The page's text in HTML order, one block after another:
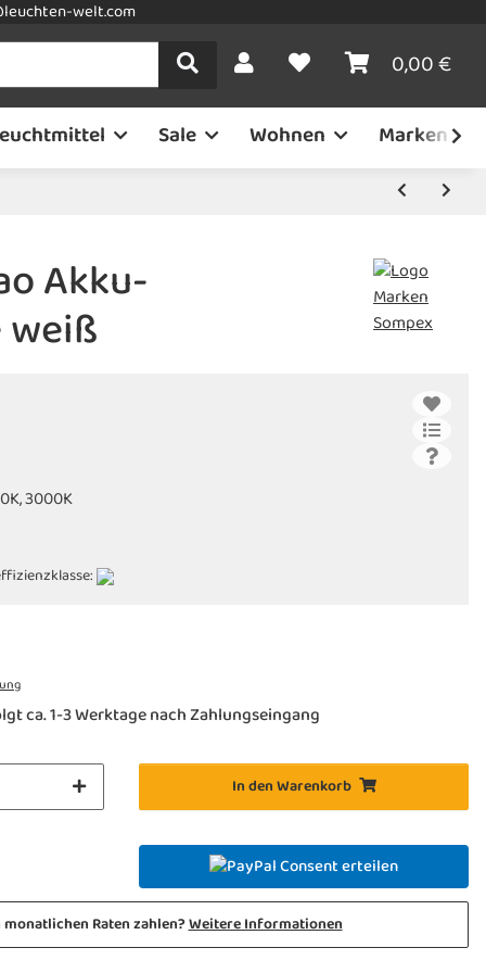
welt.com
0,00 €
Sale Wohnen Marken
Akku-
3000K
ca. 1-3 Werktage nach Zahlungseingang
In den Warenkorb
Consent erteilen
Raten zahlen?Weitere Informationen